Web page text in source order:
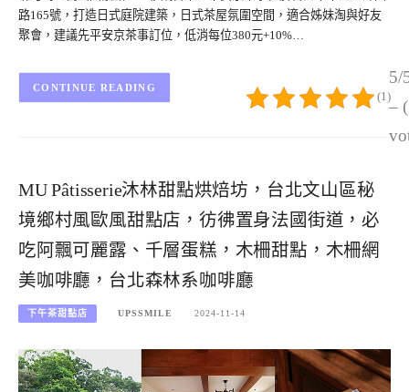
路165號，打造日式庭院建築，日式茶屋氛圍空間，適合姊妹淘與好友
聚會，建議先平安京茶事訂位，低消每位380元+10%…
5/
–
(1)
CONTINUE READING
MU Pâtisserie沐林甜點烘焙坊，台北文山區秘
境鄉村風歐風甜點店，彷彿置身法國街道，必
吃阿飄可麗露、千層蛋糕，木柵甜點，木柵網
美咖啡廳，台北森林系咖啡廳
下午茶甜點店 UPSSMILE 2024-11-14